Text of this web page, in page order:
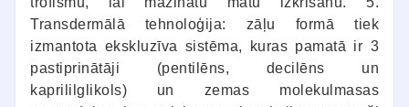
Transdermālā tehnoloģija: zāļu formā tiek
izmantota ekskluzīva sistēma, kuras pamatā ir 3
pastiprinātāji (pentilēns, decilēns un
kaprililglikols) un zemas molekulmasas